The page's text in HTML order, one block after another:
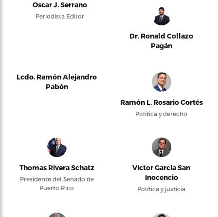
Oscar J. Serrano
Periodista Editor
Dr. Ronald Collazo
Pagán
Lcdo. Ramón Alejandro
Pabón
Ramón L. Rosario Cortés
Política y derecho
Thomas Rivera Schatz
Presidente del Senado de
Puerto Rico
Víctor García San
Inocencio
Política y justicia